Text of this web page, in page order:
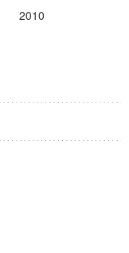
2010